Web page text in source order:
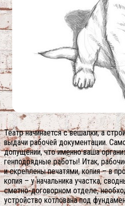
Театр начинается с вешалки, а
выдачи рабочей документации.
допущении, что именно ваша
генподрядные работы! Итак,
и скреплены печатями, копия – в
копия – у начальника участка,
сметно-договорном отделе,
устройство котлована под